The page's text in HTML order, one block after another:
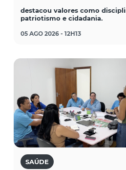
destacou valores como
patriotismo e cidadania.
05 AGO 2026 - 12H13
SAÚDE